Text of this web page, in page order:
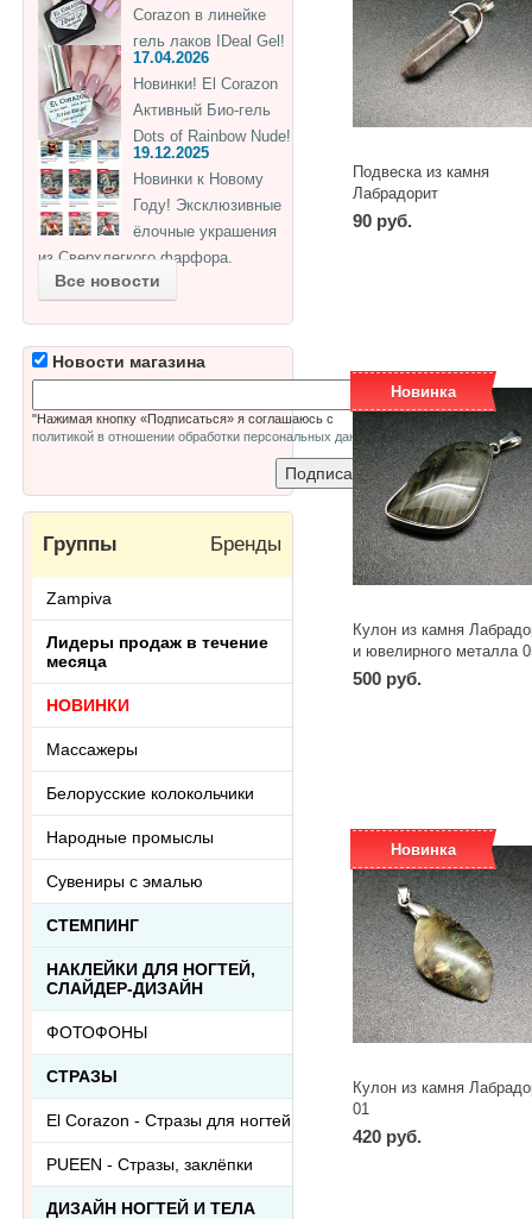
Подвеска из камня
Лабрадорит
90 руб.
Новинка
Кулон из камня
и ювелирного металла
500 руб.
Новинка
Кулон из камня
01
420 руб.
Corazon в линейке
гель лаков IDeal Gel!
17.04.2026
Новинки! El Corazon
Активный Био-гель
Dots of Rainbow Nude!
19.12.2025
Новинки к Новому
Году! Эксклюзивные
ёлочные украшения
из Сверхлегкого фарфора.
Все новости
Новости магазина
"Нажимая кнопку «Подписаться» я соглашаюсь с
политикой в отношении обработки персональных данных "
Группы Бренды
Zampiva
Лидеры продаж в течение
месяца
НОВИНКИ
Массажеры
Белорусские колокольчики
Народные промыслы
Сувениры с эмалью
СТЕМПИНГ
НАКЛЕЙКИ ДЛЯ НОГТЕЙ,
СЛАЙДЕР-ДИЗАЙН
ФОТОФОНЫ
СТРАЗЫ
El Corazon - Стразы для ногтей
PUEEN - Cтразы, заклёпки
ДИЗАЙН НОГТЕЙ И ТЕЛА